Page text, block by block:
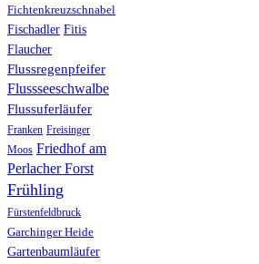
Fichtenkreuzschnabel
Fischadler Fitis
Flaucher
Flussregenpfeifer
Flussseeschwalbe
Flussuferläufer
Franken Freisinger
Moos Friedhof am
Perlacher Forst
Frühling
Fürstenfeldbruck
Garchinger Heide
Gartenbaumläufer